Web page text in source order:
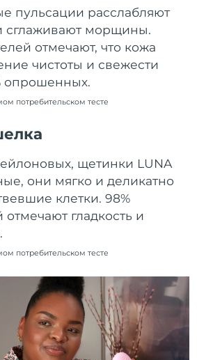
пульсации расслабляют
морщины.
отмечают, что кожа
чистоты и свежести
опрошенных.
потребительском тесте
щетинки LUNA
они мягко и деликатно
клетки. 98%
отмечают гладкость и
потребительском тесте
Ожидаемая дата доставки
Ожидаемая дата доставки
09/08/2026
Ожидаемая дата доставки
17/08/2026
Ожидаемая дата доставки
11/08/2026
Ожидаемая дата доставки
09/08/2026